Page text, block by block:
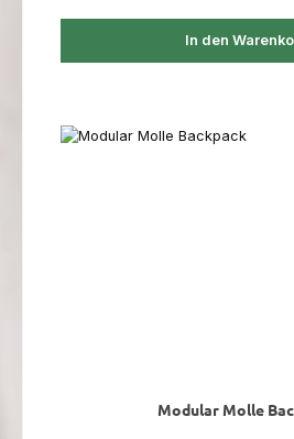
In den
Modular Molle